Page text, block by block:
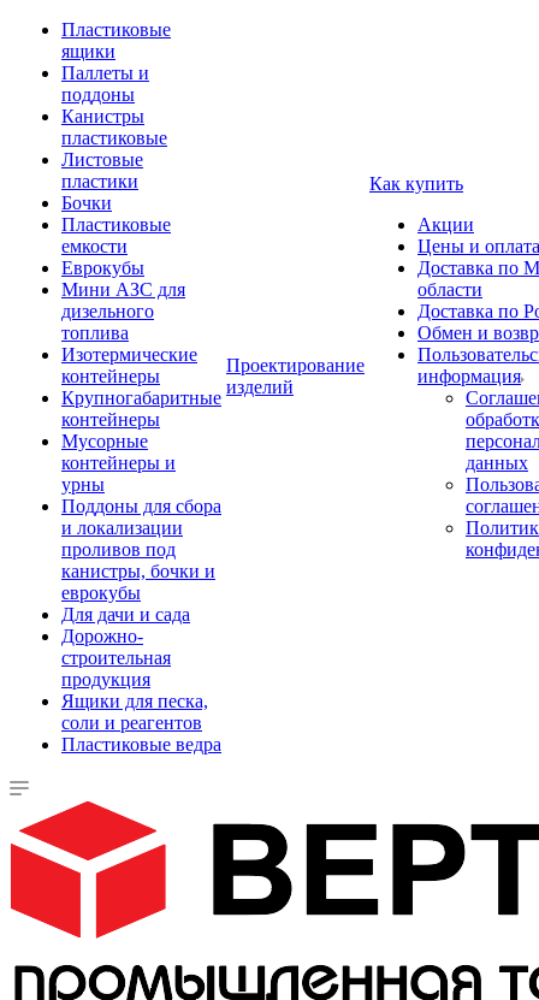
Пластиковые
ящики
Паллеты и
поддоны
Канистры
пластиковые
Листовые
пластики
Бочки
Пластиковые
емкости
Еврокубы
Мини АЗС для
дизельного
топлива
Изотермические
контейнеры
Крупногабаритные
контейнеры
Мусорные
контейнеры и
урны
Поддоны для сбора
и локализации
проливов под
канистры, бочки и
еврокубы
Для дачи и сада
Дорожно-
строительная
продукция
Ящики для песка,
соли и реагентов
Пластиковые ведра
Проектирование
изделий
Как купить
Акции
Цены и оплата
Доставка по
области
Доставка по
Обмен и
информация
данных